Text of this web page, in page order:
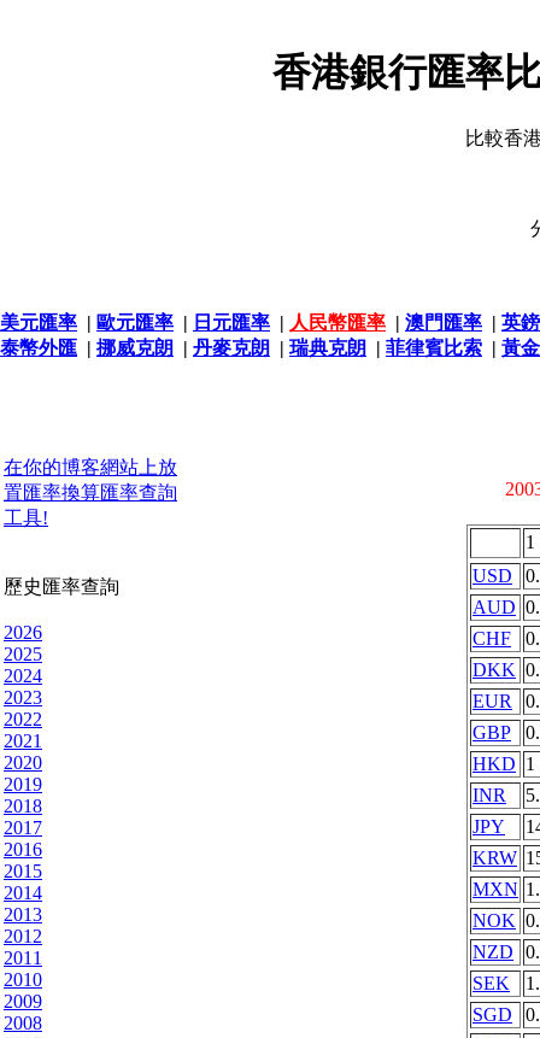
香港銀行匯率
比較香
美元匯率 | 歐元匯率 | 日元匯率 | 人民幣匯率 | 澳門匯率 | 英
泰幣外匯 | 挪威克朗 | 丹麥克朗 | 瑞典克朗 | 菲律賓比索 | 黃
在你的博客網站上放
置匯率換算匯率查詢
工具!
歷史匯率查詢
2026
2025
2024
2023
2022
2021
2020
2019
2018
2017
2016
2015
2014
2013
2012
2011
2010
2009
2008
1
USD
AUD
CHF
DKK
EUR
GBP
HKD 1
INR
JPY
KRW
MXN
NOK
NZD
SEK
SGD